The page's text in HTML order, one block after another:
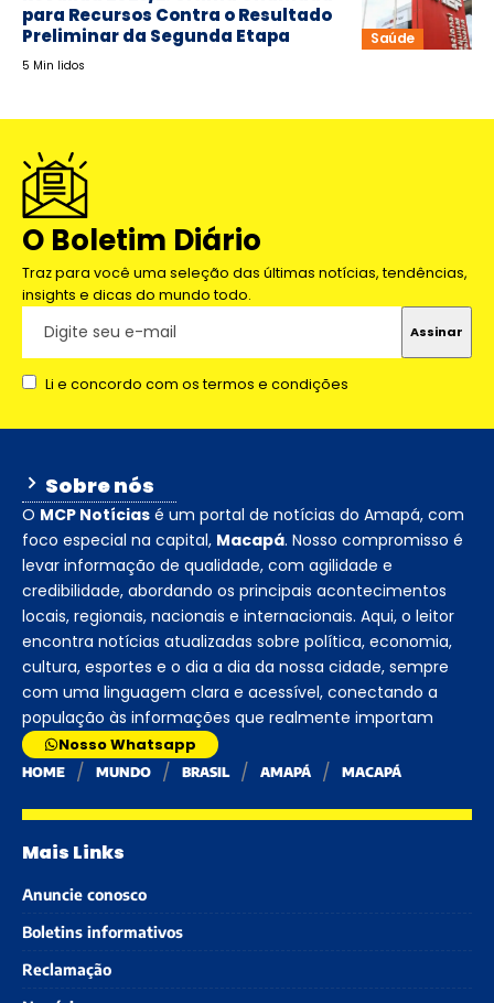
Saúde
para Recursos Contra o Resultado
Preliminar da Segunda Etapa
5 Min lidos
O Boletim Diário
Traz para você uma seleção das últimas notícias, tendências,
insights e dicas do mundo todo.
Li e concordo com os termos e condições
Sobre nós
O MCP Notícias é um portal de notícias do Amapá, com
foco especial na capital, Macapá. Nosso compromisso é
levar informação de qualidade, com agilidade e
credibilidade, abordando os principais acontecimentos
locais, regionais, nacionais e internacionais. Aqui, o leitor
encontra notícias atualizadas sobre política, economia,
cultura, esportes e o dia a dia da nossa cidade, sempre
com uma linguagem clara e acessível, conectando a
população às informações que realmente importam
Nosso Whatsapp
HOME MUNDO BRASIL AMAPÁ MACAPÁ
Mais Links
Anuncie conosco
Boletins informativos
Reclamação